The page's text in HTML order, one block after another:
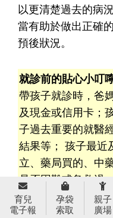
以更清楚過去的病
當有助於做出正確
預後狀況。
就診前的貼心小叮
帶孩子就診時，爸
及現金或信用卡；
子過去重要的就醫
結果等； 孩子最近
立、藥局買的、中
是否困難或急救過
事項。最後，記得
玩具或心愛物品，
育兒
電子報
孕袋
索取
親子
廣場